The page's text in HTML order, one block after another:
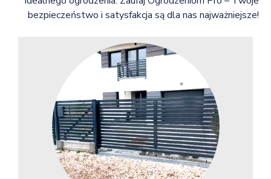
bezpieczeństwo i satysfakcja są dla nas najważniejsze!